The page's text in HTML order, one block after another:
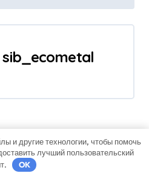
sib_ecometal
и другие технологии, чтобы помочь
лучший пользовательский
OK